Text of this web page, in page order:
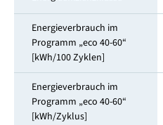
Energieverbrauch im
Programm „eco 40-60“
[kWh/100 Zyklen]
Energieverbrauch im
Programm „eco 40-60“
[kWh/Zyklus]